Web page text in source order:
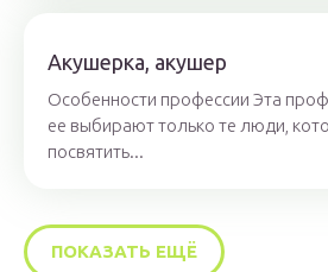
Акушерка, акушер
Особенности профессии Эта
ее выбирают только те люди,
посвятить...
ПОКАЗАТЬ ЕЩЁ